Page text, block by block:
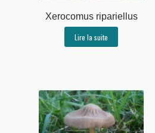
Xerocomus ripariellus
Lire la suite